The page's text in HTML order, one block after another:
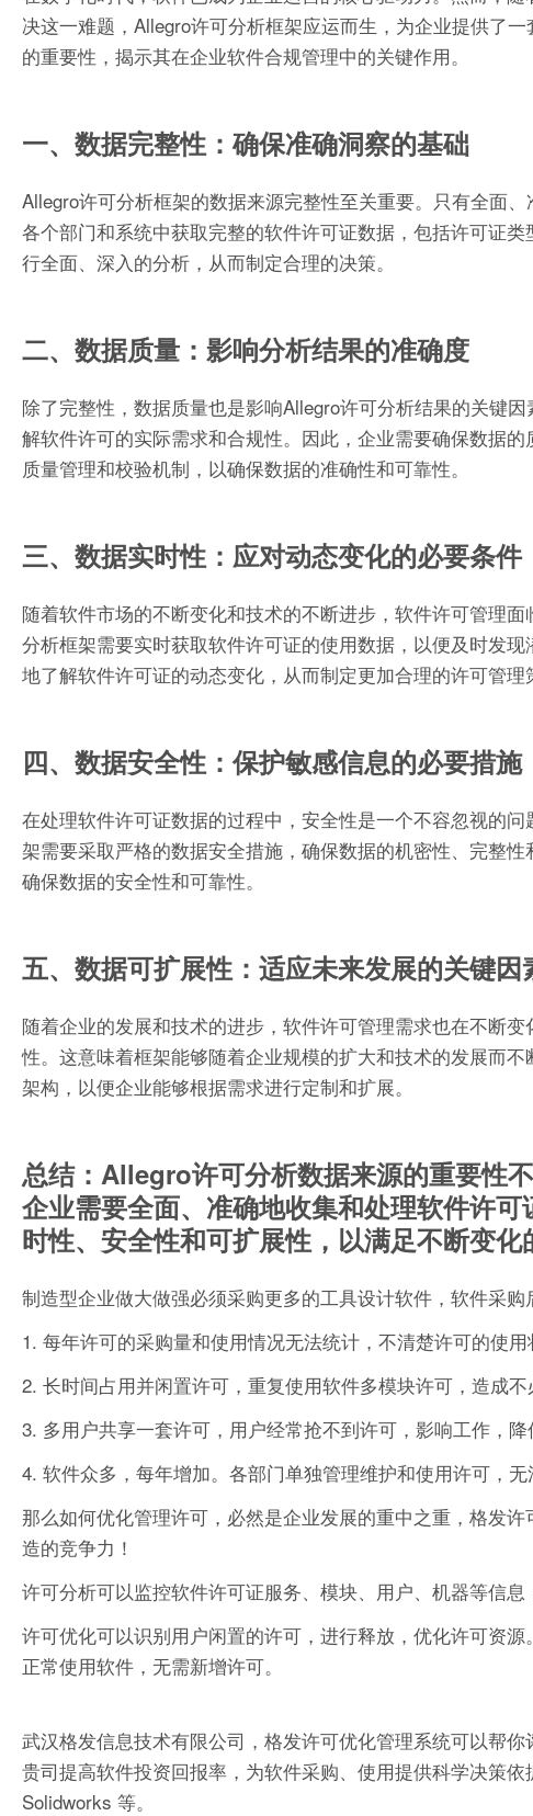
决这一难题，Allegro许可分析框架应运而生，为企业提供了
的重要性，揭示其在企业软件合规管理中的关键作用。
一、数据完整性：确保准确洞察的基础
Allegro许可分析框架的数据来源完整性至关重要。只有全面
各个部门和系统中获取完整的软件许可证数据，包括许可证
行全面、深入的分析，从而制定合理的决策。
二、数据质量：影响分析结果的准确度
除了完整性，数据质量也是影响Allegro许可分析结果的关键
解软件许可的实际需求和合规性。因此，企业需要确保数据
质量管理和校验机制，以确保数据的准确性和可靠性。
三、数据实时性：应对动态变化的必要条件
随着软件市场的不断变化和技术的不断进步，软件许可管理
分析框架需要实时获取软件许可证的使用数据，以便及时发
地了解软件许可证的动态变化，从而制定更加合理的许可管理
四、数据安全性：保护敏感信息的必要措施
在处理软件许可证数据的过程中，安全性是一个不容忽视的
架需要采取严格的数据安全措施，确保数据的机密性、完整
确保数据的安全性和可靠性。
五、数据可扩展性：适应未来发展的关键因
随着企业的发展和技术的进步，软件许可管理需求也在不断
性。这意味着框架能够随着企业规模的扩大和技术的发展而
架构，以便企业能够根据需求进行定制和扩展。
总结：Allegro许可分析数据来源的重要性
企业需要全面、准确地收集和处理软件许
时性、安全性和可扩展性，以满足不断变化
制造型企业做大做强必须采购更多的工具设计软件，软件采购
1. 每年许可的采购量和使用情况无法统计，不清楚许可的使
2. 长时间占用并闲置许可，重复使用软件多模块许可，造成
3. 多用户共享一套许可，用户经常抢不到许可，影响工作，
4. 软件众多，每年增加。各部门单独管理维护和使用许可，
那么如何优化管理许可，必然是企业发展的重中之重，格发
造的竞争力！
许可分析可以监控软件许可证服务、模块、用户、机器等信
许可优化可以识别用户闲置的许可，进行释放，优化许可资
正常使用软件，无需新增许可。
武汉格发信息技术有限公司，格发许可优化管理系统可以帮
贵司提高软件投资回报率，为软件采购、使用提供科学决策
Solidworks 等。